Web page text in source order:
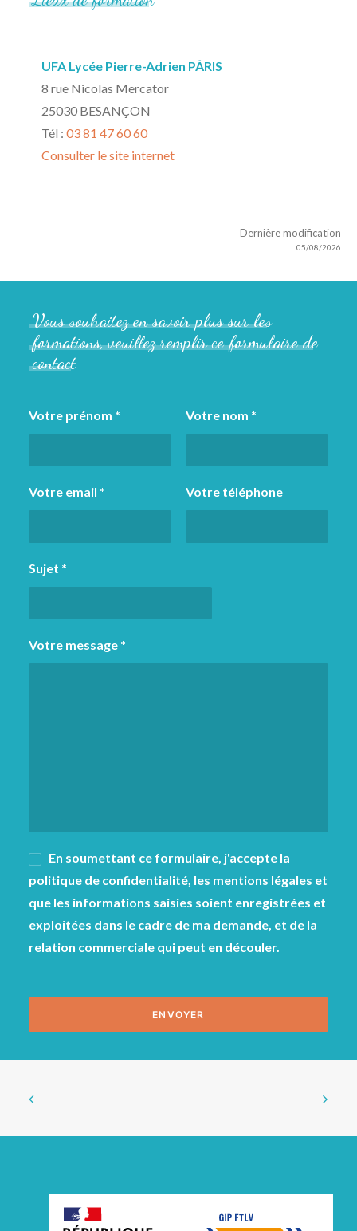
UFA Lycée Pierre-Adrien PÂRIS
8 rue Nicolas Mercator
25030 BESANÇON
Tél : 03 81 47 60 60
Consulter le site internet
Dernière modification
05/08/2026
Vous souhaitez en savoir plus sur les
formations, veuillez remplir ce formulaire de
contact
Votre prénom * Votre nom *
Votre email * Votre téléphone
Sujet *
Votre message *
En soumettant ce formulaire, j'accepte la
politique de confidentialité, les mentions légales et
que les informations saisies soient enregistrées et
exploitées dans le cadre de ma demande, et de la
relation commerciale qui peut en découler.
ce
ce